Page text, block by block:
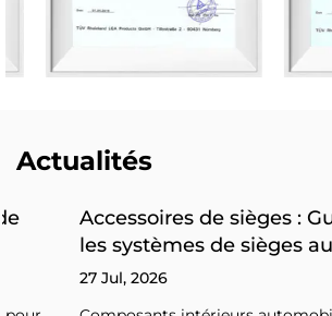
Actualités
Accessoires de sièges : Guide
les systèmes de sièges
27 Jul, 2026